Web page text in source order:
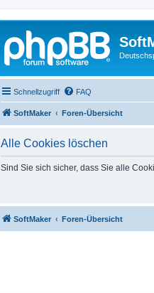
Schnellzugriff FAQ
SoftMaker Foren-Übersicht
Alle Cookies löschen
Sind Sie sich sicher, dass Sie alle
SoftMaker Foren-Übersicht